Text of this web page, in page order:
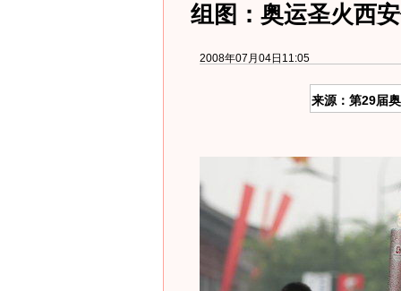
组图：奥运圣火西
2008年07月04日11:05
来源：第29届